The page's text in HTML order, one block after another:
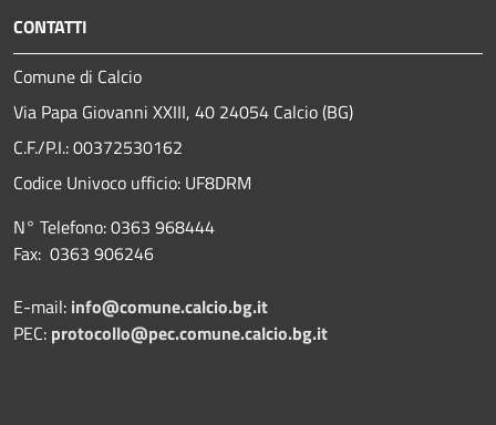
CONTATTI
Comune di Calcio
Via Papa Giovanni XXIII, 40 24054 Calcio (BG)
C.F./P.I.: 00372530162
Codice Univoco ufficio: UF8DRM
N° Telefono: 0363 968444
Fax: 0363 906246
E-mail: info@comune.calcio.bg.it
PEC: protocollo@pec.comune.calcio.bg.it